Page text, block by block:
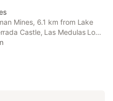
Mines, 6.1 km from Lake
Castle, Las Medulas Los
in Las Médulas. Featuring
guests with a sun